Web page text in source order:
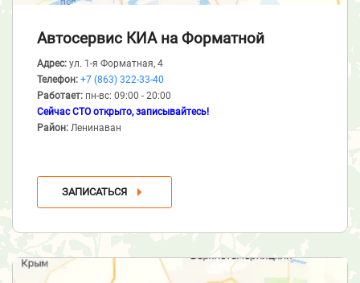
Автосервис КИА на Форматной
Адрес: ул. 1-я Форматная, 4
Телефон: +7 (863) 322-33-40
Работает: пн-вс: 09:00 - 20:00
Сейчас СТО открыто, записывайтесь!
Район: Ленинаван
ЗАПИСАТЬСЯ